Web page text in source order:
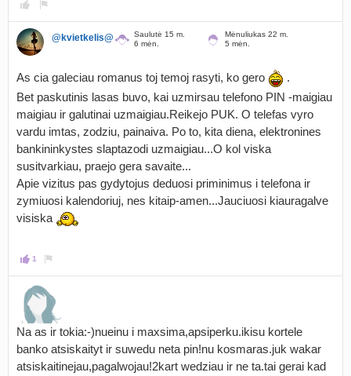
@kvietkelis@
Saulutė 15 m.
6 mėn.
Mėnuliukas 22 m.
5 mėn.
As cia galeciau romanus toj temoj rasyti, ko gero
.
Bet paskutinis lasas buvo, kai uzmirsau telefono PIN -maigiau
maigiau ir galutinai uzmaigiau.Reikejo PUK. O telefas vyro
vardu imtas, zodziu, painaiva. Po to, kita diena, elektronines
bankininkystes slaptazodi uzmaigiau...O kol viska
susitvarkiau, praejo gera savaite...
Apie vizitus pas gydytojus deduosi priminimus i telefona ir
zymiuosi kalendoriuj, nes kitaip-amen...Jauciuosi kiauragalve
visiska
1
Na as ir tokia:-)nueinu i maxsima,apsiperku.ikisu kortele
banko atsiskaityt ir suwedu neta pin!nu kosmaras.juk wakar
atsiskaitinejau,pagalwojau!2kart wedziau ir ne ta.tai gerai kad